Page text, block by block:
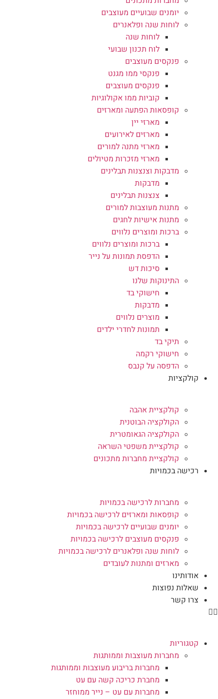
יומנים שבועיים מעוצבים
לוחות שנה ופלאנרים
לוחות שנה
לוח תכנון שבועי
פנקסים מעוצבים
פנקסי ממו מגנט
פנקסים מעוצבים
קוביות ממו אקולוגיות
קופסאות הפתעה ומארזים
מארזי יין
מארזים לאירועים
מארזי מתנה למורים
מארזי מזכרות מטיולים
מדבקות וצנצנות תבלינים
מדבקות
צנצנות תבלינים
מתנות מעוצבות למורים
מתנות אישיות לחגים
ברכות ומוצרים נלווים
ברכות ומוצרים נלווים
הדפסת תמונות על נייר
סיכות דש
התינוקות שלנו
חישוקי בד
מדבקות
מוצרים נלווים
תמונות לחדרי ילדים
תיקי בד
חישוקי רקמה
הדפסה על קנבס
קולקציות
קולקציית אהבה
הקולקציה הבוטנית
הקולקציה הגאומטרית
קולקציית משפטי השראה
קולקציית מחברות מתכונים
רכישה בכמויות
מחברות לרכישה בכמויות
קופסאות ומארזים לרכישה בכמויות
יומנים שבועיים לרכישה בכמויות
פנקסים מעוצבים לרכישה בכמויות
לוחות שנה ופלאנרים לרכישה בכמויות
מארזים ומתנות לעובדים
אודותינו
שאלות נפוצות
צרו קשר
קטגוריות
מחברות מעוצבות וממותגות
מחברות בריבוע מעוצבות וממותגות
מחברת כריכה קשה עם עט
מחברות עם עט – נייר ממוחזר